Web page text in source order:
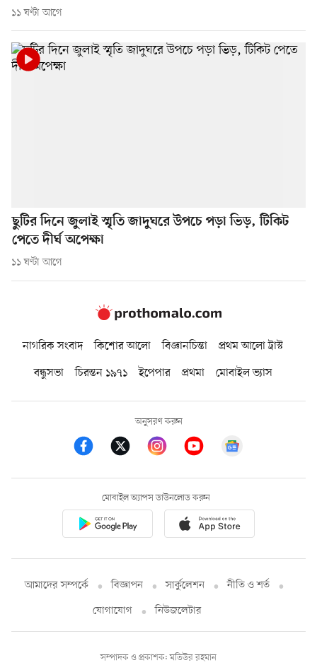
১১ ঘণ্টা আগে
ছুটির দিনে জুলাই স্মৃতি জাদুঘরে উপচে পড়া ভিড়, টিকিট
পেতে দীর্ঘ অপেক্ষা
১১ ঘণ্টা আগে
নাগরিক সংবাদ কিশোর আলো বিজ্ঞানচিন্তা
প্রথম আলো ট্রাস্ট
বন্ধুসভা
চিরন্তন ১৯৭১ ইপেপার প্রথমা মোবাইল ভ্যাস
অনুসরণ করুন
মোবাইল অ্যাপস ডাউনলোড করুন
আমাদের সম্পর্কে বিজ্ঞাপন সার্কুলেশন
নীতি ও শর্ত
যোগাযোগ
নিউজলেটার
সম্পাদক ও প্রকাশক: মতিউর রহমান